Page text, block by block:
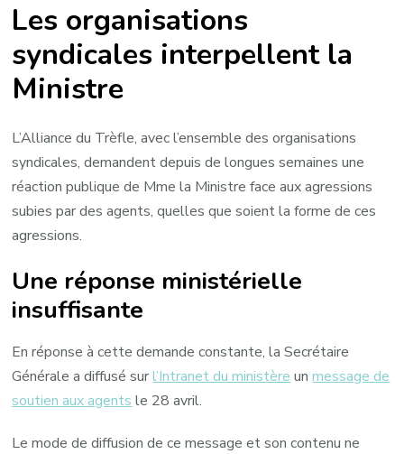
Les organisations
syndicales interpellent la
Ministre
L’Alliance du Trèfle, avec l’ensemble des organisations
syndicales, demandent depuis de longues semaines une
réaction publique de Mme la Ministre face aux agressions
subies par des agents, quelles que soient la forme de ces
agressions.
Une réponse ministérielle
insuffisante
En réponse à cette demande constante, la Secrétaire
Générale a diffusé surl’Intranet du ministère unmessage de
soutien aux agents le 28 avril.
Le mode de diffusion de ce message et son contenu ne